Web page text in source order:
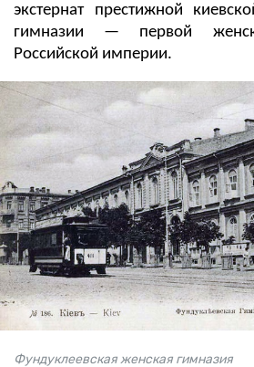
экстернат престижной
гимназии — первой
Российской империи.
Фундуклеевская женская гимназия